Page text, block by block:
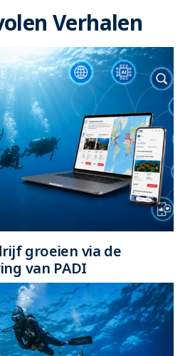
Verhalen
groeien via de
van PADI